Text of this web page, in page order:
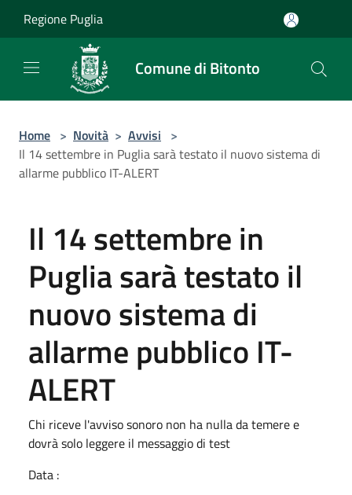
Regione Puglia
Comune di Bitonto
Home > Novità > Avvisi >
Il 14 settembre in Puglia sarà testato il nuovo sistema di
allarme pubblico IT-ALERT
Il 14 settembre in
Puglia sarà testato il
nuovo sistema di
allarme pubblico IT-
ALERT
Chi riceve l'avviso sonoro non ha nulla da temere e
dovrà solo leggere il messaggio di test
Data :